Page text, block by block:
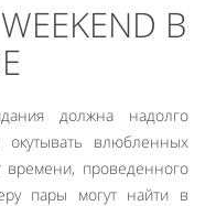
В
должна надолго
окутывать влюбленных
проведенного
пары могут найти в